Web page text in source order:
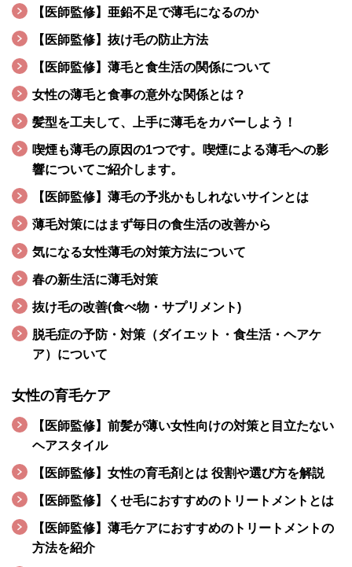
【医師監修】亜鉛不足で薄毛になるのか
【医師監修】抜け毛の防止方法
【医師監修】薄毛と食生活の関係について
女性の薄毛と食事の意外な関係とは？
髪型を工夫して、上手に薄毛をカバーしよう！
喫煙も薄毛の原因の1つです。喫煙による薄毛への影
響についてご紹介します。
【医師監修】薄毛の予兆かもしれないサインとは
薄毛対策にはまず毎日の食生活の改善から
気になる女性薄毛の対策方法について
春の新生活に薄毛対策
抜け毛の改善(食べ物・サプリメント)
脱毛症の予防・対策（ダイエット・食生活・ヘアケ
ア）について
女性の育毛ケア
【医師監修】前髪が薄い女性向けの対策と目立たない
ヘアスタイル
【医師監修】女性の育毛剤とは 役割や選び方を解説
【医師監修】くせ毛におすすめのトリートメントとは
【医師監修】薄毛ケアにおすすめのトリートメントの
方法を紹介